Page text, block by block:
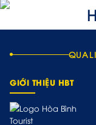
GIỚI THIỆU HBT